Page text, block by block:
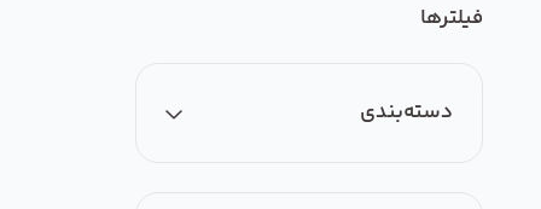
فیلترها
دسته‌بندی